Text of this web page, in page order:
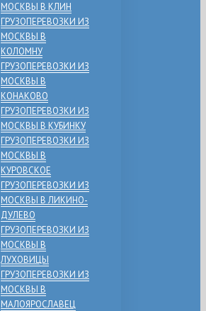
МОСКВЫ В КЛИН
ГРУЗОПЕРЕВОЗКИ ИЗ
МОСКВЫ В
КОЛОМНУ
ГРУЗОПЕРЕВОЗКИ ИЗ
МОСКВЫ В
КОНАКОВО
ГРУЗОПЕРЕВОЗКИ ИЗ
МОСКВЫ В КУБИНКУ
ГРУЗОПЕРЕВОЗКИ ИЗ
МОСКВЫ В
КУРОВСКОЕ
ГРУЗОПЕРЕВОЗКИ ИЗ
МОСКВЫ В ЛИКИНО-
ДУЛЕВО
ГРУЗОПЕРЕВОЗКИ ИЗ
МОСКВЫ В
ЛУХОВИЦЫ
ГРУЗОПЕРЕВОЗКИ ИЗ
МОСКВЫ В
МАЛОЯРОСЛАВЕЦ